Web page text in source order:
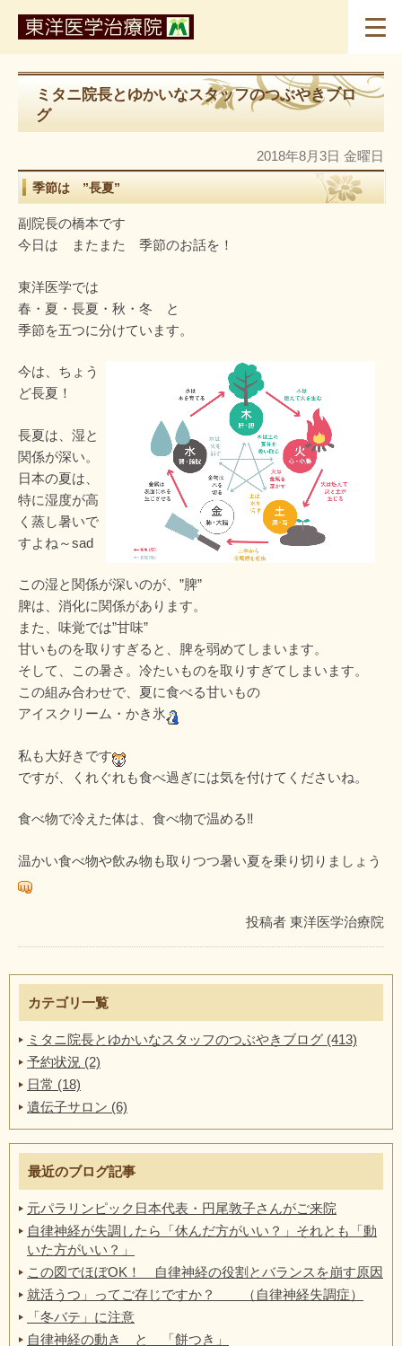
ミタニ院長とゆかいなスタッフのつぶやきブロ
グ
2018年8月3日 金曜日
季節は ”長夏”
副院長の橋本です
今日は またまた 季節のお話を！
東洋医学では
春・夏・長夏・秋・冬 と
季節を五つに分けています。
今は、ちょう
ど長夏！
長夏は、湿と
関係が深い。
日本の夏は、
特に湿度が高
く蒸し暑いで
すよね～sad
この湿と関係が深いのが、”脾”
脾は、消化に関係があります。
また、味覚では”甘味”
甘いものを取りすぎると、脾を弱めてしまいます。
そして、この暑さ。冷たいものを取りすぎてしまいます。
この組み合わせで、夏に食べる甘いもの
アイスクリーム・かき氷
私も大好きです
ですが、くれぐれも食べ過ぎには気を付けてくださいね。
食べ物で冷えた体は、食べ物で温める‼
温かい食べ物や飲み物も取りつつ暑い夏を乗り切りましょう
投稿者 東洋医学治療院
カテゴリ一覧
ミタニ院長とゆかいなスタッフのつぶやきブログ (413)
予約状況 (2)
日常 (18)
遺伝子サロン (6)
最近のブログ記事
元パラリンピック日本代表・円尾敦子さんがご来院
自律神経が失調したら「休んだ方がいい？」それとも「動
いた方がいい？」
この図でほぼOK！ 自律神経の役割とバランスを崩す原因
就活うつ」ってご存じですか？ （自律神経失調症）
「冬バテ」に注意
自律神経の動き と 「餅つき」